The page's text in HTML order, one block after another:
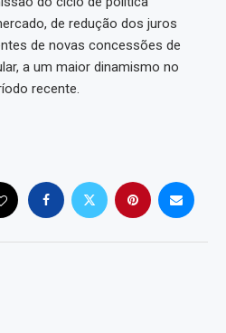
de redução dos juros
de novas concessões de
a um maior dinamismo no
recente.